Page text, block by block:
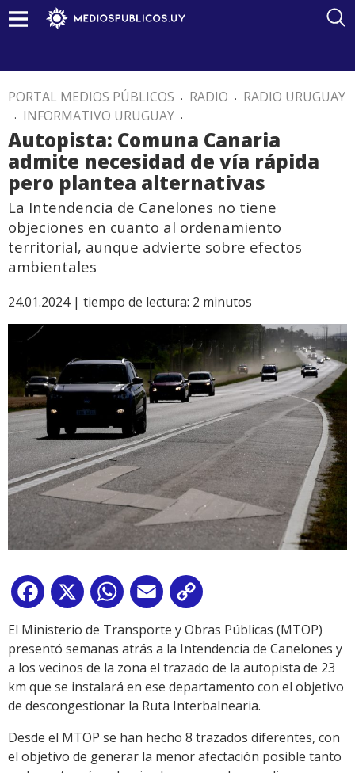
PORTAL MEDIOS PÚBLICOS . RADIO . RADIO URUGUAY
. INFORMATIVO URUGUAY .
Autopista: Comuna Canaria
admite necesidad de vía rápida
pero plantea alternativas
La Intendencia de Canelones no tiene
objeciones en cuanto al ordenamiento
territorial, aunque advierte sobre efectos
ambientales
24.01.2024 | tiempo de lectura: 2 minutos
Facebook
X WhatsApp
Email
Link
El Ministerio de Transporte y Obras Públicas (MTOP)
presentó semanas atrás a la Intendencia de Canelones y
a los vecinos de la zona el trazado de la autopista de 23
km que se instalará en ese departamento con el objetivo
de descongestionar la Ruta Interbalnearia.
Desde el MTOP se han hecho 8 trazados diferentes, con
el objetivo de generar la menor afectación posible tanto